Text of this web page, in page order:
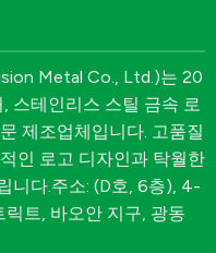
Metal Co., Ltd.)는 20
스테인리스 스틸 금속 로
제조업체입니다. 고품질
인 로고 디자인과 탁월한
니다.주소: (D호, 6층), 4-
트, 바오안 지구, 광동